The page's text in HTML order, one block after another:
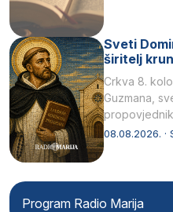
Sveti
širitelj
Crkva 8.
Guzmana,
Svojim
08.08.2026. ·
Program Radio Marija